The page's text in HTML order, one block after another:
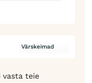
vasta teie